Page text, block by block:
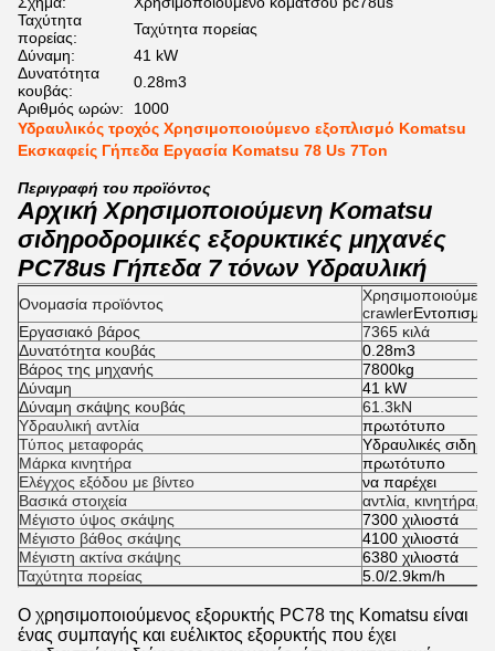
Ταχύτητα
πορείας:
Ταχύτητα πορείας
Δύναμη:
41 kW
Δυνατότητα
κουβάς:
0.28m3
Αριθμός ωρών:
1000
Υδραυλικός τροχός Χρησιμοποιούμενο εξοπλισμό Komatsu
Εκσκαφείς Γήπεδα Εργασία Komatsu 78 Us 7Ton
Περιγραφή του προϊόντος
Αρχική Χρησιμοποιούμενη Komatsu
σιδηροδρομικές εξορυκτικές μηχανές
PC78us Γήπεδα 7 τόνων Υδραυλική
Ονομασία προϊόντος
crawler
Εργασιακό βάρος
7365 κιλά
Δυνατότητα κουβάς
0.28m3
Βάρος της μηχανής
7800kg
Δύναμη
41 kW
Δύναμη σκάψης κουβάς
61.3kN
Υδραυλική αντλία
πρωτότυπο
Τύπος μεταφοράς
Υδραυλικές
Μάρκα κινητήρα
πρωτότυπο
Ελέγχος εξόδου με βίντεο
να παρέχει
Βασικά στοιχεία
αντλία, κινητήρα,
Μέγιστο ύψος σκάψης
7300 χιλιοστά
Μέγιστο βάθος σκάψης
4100 χιλιοστά
Μέγιστη ακτίνα σκάψης
6380 χιλιοστά
Ταχύτητα πορείας
5.0/2.9km/h
Ο χρησιμοποιούμενος εξορυκτής PC78 της Komatsu είναι
ένας συμπαγής και ευέλικτος εξορυκτής που έχει